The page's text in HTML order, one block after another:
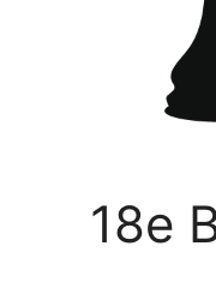
18e